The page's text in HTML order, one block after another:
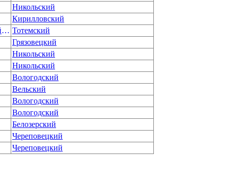
Никольский
Кирилловский
10-й Гренадерский Малороссийский генерал-фельдмаршала графа Румянцева-Задунайского полк Тотемский
Грязовецкий
Никольский
Никольский
Вологодский
Вельский
Вологодский
Вологодский
Белозерский
Череповецкий
Череповецкий